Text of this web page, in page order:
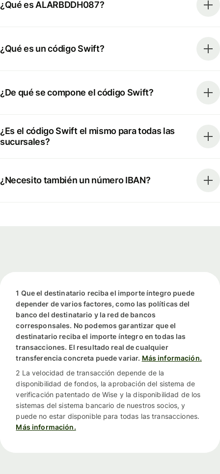
¿Qué es ALARBDDH087?
¿Qué es un código Swift?
¿De qué se compone el código Swift?
¿Es el código Swift el mismo para todas las
sucursales?
¿Necesito también un número IBAN?
1 Que el destinatario reciba el importe íntegro puede
depender de varios factores, como las políticas del
banco del destinatario y la red de bancos
corresponsales. No podemos garantizar que el
destinatario reciba el importe íntegro en todas las
transacciones. El resultado real de cualquier
transferencia concreta puede variar. Más información.
2 La velocidad de transacción depende de la
disponibilidad de fondos, la aprobación del sistema de
verificación patentado de Wise y la disponibilidad de los
sistemas del sistema bancario de nuestros socios, y
puede no estar disponible para todas las transacciones.
Más información.